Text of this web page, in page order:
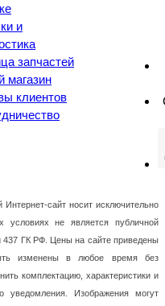
и
запчастей
магазин
клиентов
сайт носит исключительно
не является публичной
ГК РФ. Цены на сайте приведены
изменены в любое время без
комплектацию, характеристики и
уведомления. Изображения могут